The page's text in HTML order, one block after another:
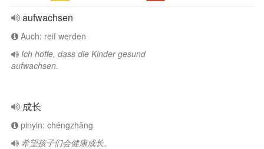
aufwachsen
Auch: reif werden
Ich hoffe, dass die Kinder gesund
aufwachsen.
成长
pinyin: chéngzhǎng
希望孩子们会健康成长。